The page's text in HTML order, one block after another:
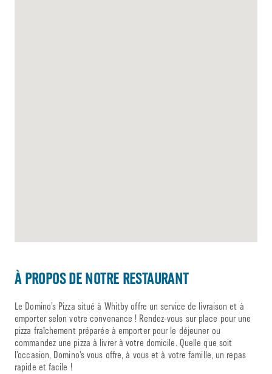
À PROPOS DE NOTRE RESTAURANT
Le Domino’s Pizza situé à Whitby offre un service de livraison et à
emporter selon votre convenance ! Rendez-vous sur place pour une
pizza fraîchement préparée à emporter pour le déjeuner ou
commandez une pizza à livrer à votre domicile. Quelle que soit
l’occasion, Domino’s vous offre, à vous et à votre famille, un repas
rapide et facile !